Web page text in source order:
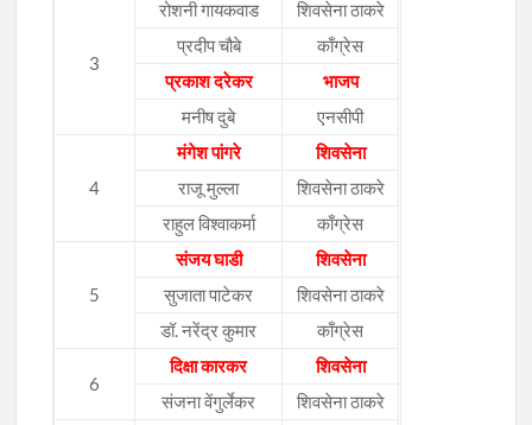
3
रोशनी गायकवाड
शिवसेना ठाकरे
प्रदीप चौबे
काँग्रेस
प्रकाश दरेकर
भाजप
मनीष दुबे
एनसीपी
4
मंगेश पांगरे
शिवसेना
राजू मुल्ला
शिवसेना ठाकरे
राहुल विश्वाकर्मा
काँग्रेस
5
संजय घाडी
शिवसेना
सुजाता पाटेकर
शिवसेना ठाकरे
डॉ. नरेंद्र कुमार
काँग्रेस
6
दिक्षा कारकर
शिवसेना
संजना वेंगुर्लेकर
शिवसेना ठाकरे